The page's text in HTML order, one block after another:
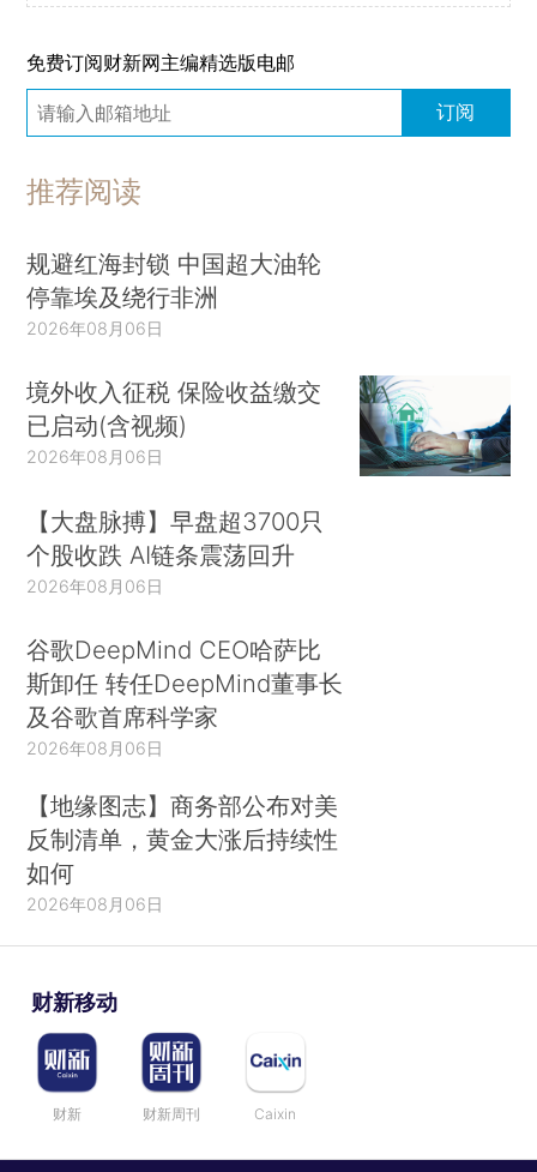
免费订阅财新网主编精选版电邮
订阅
推荐阅读
规避红海封锁 中国超大油轮
停靠埃及绕行非洲
2026年08月06日
境外收入征税 保险收益缴交
已启动(含视频)
2026年08月06日
【大盘脉搏】早盘超3700只
个股收跌 AI链条震荡回升
2026年08月06日
谷歌DeepMind CEO哈萨比
斯卸任 转任DeepMind董事长
及谷歌首席科学家
2026年08月06日
【地缘图志】商务部公布对美
反制清单，黄金大涨后持续性
如何
2026年08月06日
财新移动
财新 财新周刊 Caixin